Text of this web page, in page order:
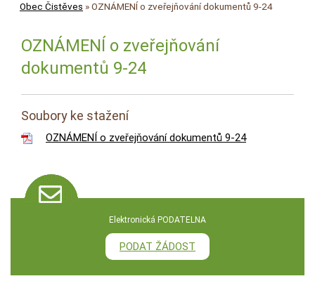
Obec Čistěves »OZNÁMENÍ o zveřejňování dokumentů 9-24
OZNÁMENÍ o zveřejňování
dokumentů 9-24
Soubory ke stažení
OZNÁMENÍ o zveřejňování dokumentů 9-24
Elektronická PODATELNA
PODAT ŽÁDOST